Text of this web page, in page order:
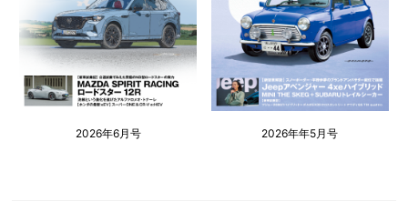
2026年6月号 2026年年5月号